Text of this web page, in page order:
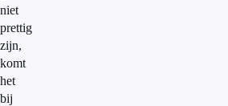
niet
prettig
zijn,
komt
het
bij